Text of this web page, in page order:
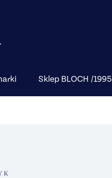
Sklep BLOCH /1995